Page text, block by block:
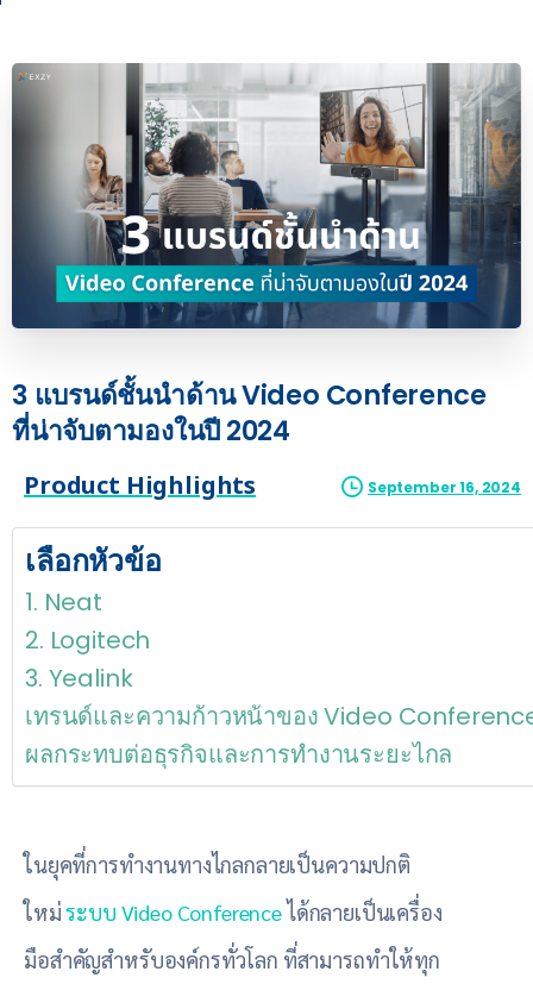
3 แบรนด์ชั้นนำด้านVideo Conference
ที่น่าจับตามองในปี2024
Product Highlights September 16, 2024
เลือกหัวข้อ
1. Neat
2. Logitech
3. Yealink
เทรนด์และความก้าวหน้าของ Video
ผลกระทบต่อธุรกิจและการทำงานระยะไกล
ในยุคที่การทำงานทางไกลกลายเป็นความปกติ
ใหม่ระบบ Video Conferenceได้กลายเป็นเครื่อง
มือสำคัญสำหรับองค์กรทั่วโลก ที่สามารถทำให้ทุก